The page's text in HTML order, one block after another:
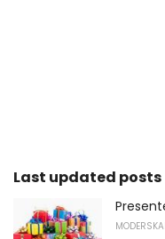
Last updated posts